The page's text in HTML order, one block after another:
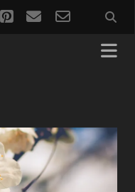
pinterest
emailemail-
form